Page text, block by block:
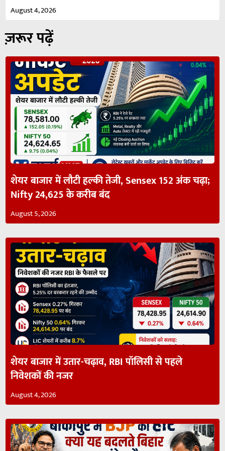
August 4, 2026
ज़रूर पढ़ें
शेयर बाजार में लौटी हल्की तेजी, Sensex 152 अंक चढ़ा;
Nifty 24,625 के करीब बंद
August 5, 2026
शेयर बाजार में उतार-चढ़ाव, RBI पॉलिसी से पहले
निवेशकों की नजर
August 4, 2026